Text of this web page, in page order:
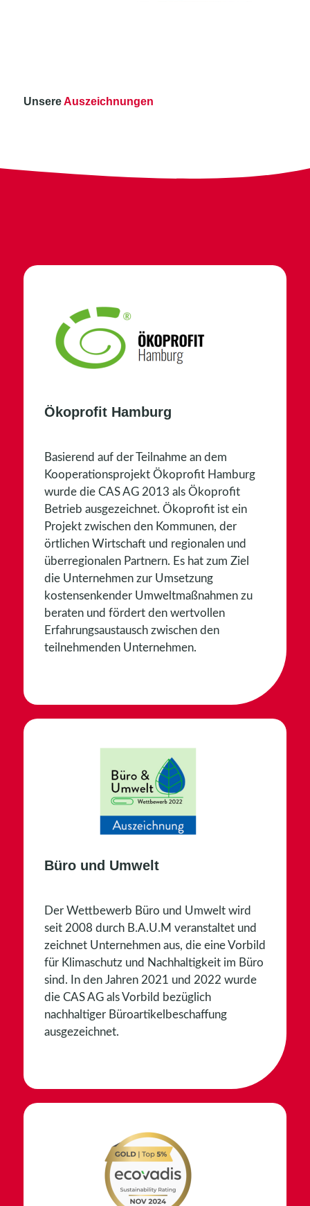
UnsereAuszeichnungen
Ökoprofit Hamburg
Basierend auf der Teilnahme an dem
Kooperationsprojekt Ökoprofit Hamburg
wurde die CAS AG 2013 als Ökoprofit
Betrieb ausgezeichnet. Ökoprofit ist ein
Projekt zwischen den Kommunen, der
örtlichen Wirtschaft und regionalen und
überregionalen Partnern. Es hat zum Ziel
die Unternehmen zur Umsetzung
kostensenkender Umweltmaßnahmen zu
beraten und fördert den wertvollen
Erfahrungsaustausch zwischen den
teilnehmenden Unternehmen.
Büro und Umwelt
Der Wettbewerb Büro und Umwelt wird
seit 2008 durch B.A.U.M veranstaltet und
zeichnet Unternehmen aus, die eine Vorbild
für Klimaschutz und Nachhaltigkeit im Büro
sind. In den Jahren 2021 und 2022 wurde
die CAS AG als Vorbild bezüglich
nachhaltiger Büroartikelbeschaffung
ausgezeichnet.